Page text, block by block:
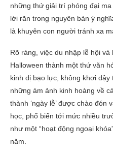
những thứ giải trí phóng đại
lời răn trong nguyên bản ý
là khuyên con người tránh xa
Rõ ràng, việc du nhập lễ hội
Halloween thành một thứ văn
kinh dị bạo lực, không khơi
những ám ảnh kinh hoàng về
thành ‘ngày lễ’ được chào
học, phổ biến tới mức nhiều
như một “hoạt động ngoại
năm.